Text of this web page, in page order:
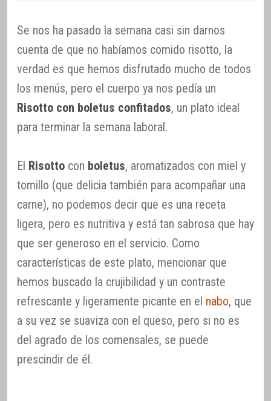
Se nos ha pasado la semana casi sin darnos
cuenta de que no habíamos comido risotto, la
verdad es que hemos disfrutado mucho de todos
los menús, pero el cuerpo ya nos pedía un
Risotto con boletus confitados, un plato ideal
para terminar la semana laboral.
El Risotto con boletus, aromatizados con miel y
tomillo (que delicia también para acompañar una
carne), no podemos decir que es una receta
ligera, pero es nutritiva y está tan sabrosa que hay
que ser generoso en el servicio. Como
características de este plato, mencionar que
hemos buscado la crujibilidad y un contraste
refrescante y ligeramente picante en el nabo, que
a su vez se suaviza con el queso, pero si no es
del agrado de los comensales, se puede
prescindir de él.